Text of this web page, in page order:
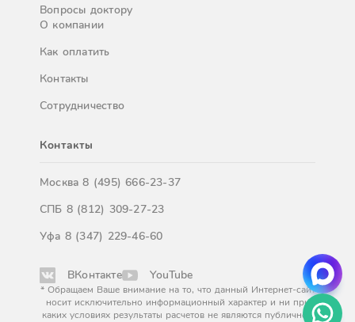
Вопросы доктору
О компании
Как оплатить
Контакты
Сотрудничество
Контакты
Москва8 (495) 666-23-37
СПБ 8 (812) 309-27-23
Уфа 8 (347) 229-46-60
ВКонтакте YouTube
* Обращаем Ваше внимание на то, что данный Интернет-сайт
носит исключительно информационный характер и ни при
каких условиях результаты расчетов не являются публичной